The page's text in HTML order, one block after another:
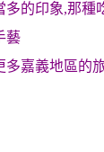
多的印象,那種
藝
多嘉義地區的